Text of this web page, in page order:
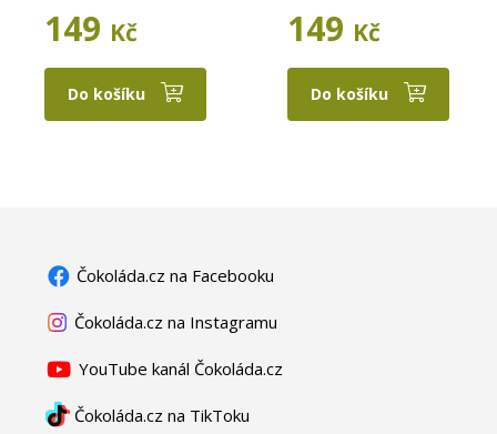
149 Kč
Do košíku
149 Kč
Do košíku
Čokoláda.cz na Facebooku
Čokoláda.cz na Instagramu
YouTube kanál Čokoláda.cz
Čokoláda.cz na TikToku